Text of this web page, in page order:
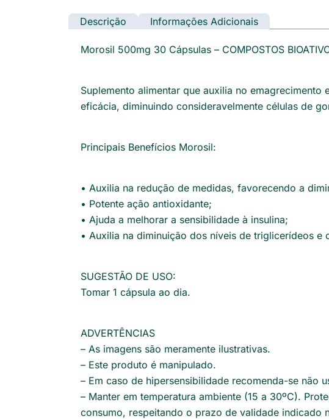
Descrição Informações Adicionais
Morosil 500mg 30 Cápsulas – COMPOSTOS
Suplemento alimentar que auxilia no
eficácia, diminuindo consideravelmente células de
Principais Benefícios Morosil:
• Auxilia na redução de medidas, favorecendo a
• Potente ação antioxidante;
• Ajuda a melhorar a sensibilidade à insulina;
• Auxilia na diminuição dos níveis de triglicerídeos e
SUGESTÃO DE USO:
Tomar 1 cápsula ao dia.
ADVERTÊNCIAS
– As imagens são meramente ilustrativas.
– Este produto é manipulado.
– Em caso de hipersensibilidade recomenda-se não
– Manter em temperatura ambiente (15 a 30ºC).
consumo, respeitando o prazo de validade indicado